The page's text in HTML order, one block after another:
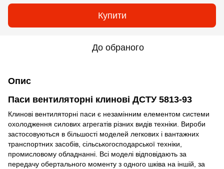
Купити
До обраного
Опис
Паси вентиляторні клинові ДСТУ 5813-93
Клинові вентиляторні паси є незамінним елементом системи
охолодження силових агрегатів різних видів техніки. Вироби
застосовуються в більшості моделей легкових і вантажних
транспортних засобів, сільськогосподарської техніки,
промисловому обладнанні. Всі моделі відповідають за
передачу обертального моменту з одного шківа на іншій, за